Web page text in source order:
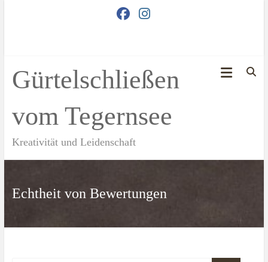
Gürtelschließen
vom Tegernsee
Kreativität und Leidenschaft
Echtheit von Bewertungen